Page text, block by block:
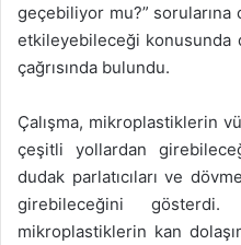
geçebiliyor mu?” sorularına
etkileyebileceği konusunda
çağrısında bulundu.
Çalışma, mikroplastiklerin
çeşitli yollardan
dudak parlatıcıları ve
girebileceğini gösterdi.
mikroplastiklerin kan